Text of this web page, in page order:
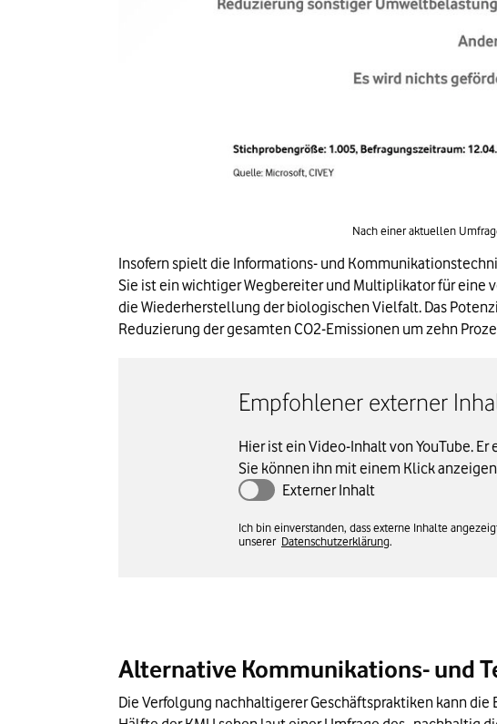
Nach einer aktuellen
Insofern spielt die Informations- und
Sie ist ein wichtiger Wegbereiter und Multiplikator für eine
die Wiederherstellung der biologischen Vielfalt. Das
Reduzierung der gesamten CO2-Emissionen um zehn
Empfohlener externer
Hier ist ein Video-Inhalt von YouTube.
Sie können ihn mit einem Klick
Externer Inhalt
Ich bin einverstanden, dass externe Inhalte
unserer Datenschutzerklärung.
Alternative Kommunikations- und
Die Verfolgung nachhaltigerer Geschäftspraktiken kann